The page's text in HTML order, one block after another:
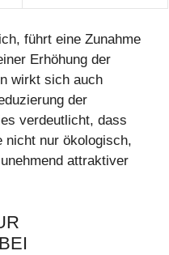
führt eine Zunahme
Erhöhung der
wirkt sich auch
der
verdeutlicht, dass
nicht nur ökologisch,
attraktiver